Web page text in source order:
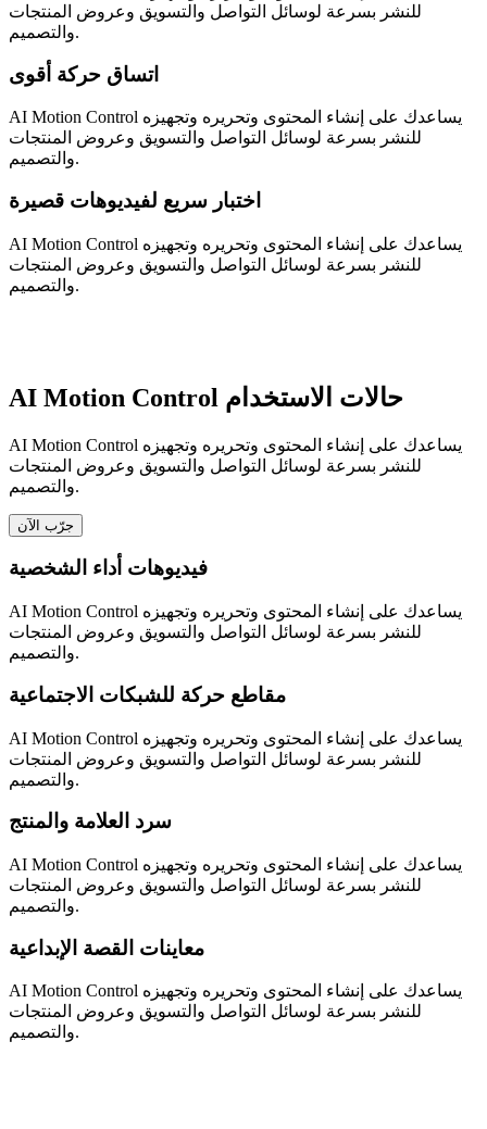
للنشر بسرعة لوسائل التواصل والتسويق وعروض المنتجات
والتصميم.
اتساق حركة أقوى
AI Motion Control يساعدك على إنشاء المحتوى وتحريره وتجهيزه
للنشر بسرعة لوسائل التواصل والتسويق وعروض المنتجات
والتصميم.
اختبار سريع لفيديوهات قصيرة
AI Motion Control يساعدك على إنشاء المحتوى وتحريره وتجهيزه
للنشر بسرعة لوسائل التواصل والتسويق وعروض المنتجات
والتصميم.
AI Motion Control حالات الاستخدام
AI Motion Control يساعدك على إنشاء المحتوى وتحريره وتجهيزه
للنشر بسرعة لوسائل التواصل والتسويق وعروض المنتجات
والتصميم.
جرّب الآن
فيديوهات أداء الشخصية
AI Motion Control يساعدك على إنشاء المحتوى وتحريره وتجهيزه
للنشر بسرعة لوسائل التواصل والتسويق وعروض المنتجات
والتصميم.
مقاطع حركة للشبكات الاجتماعية
AI Motion Control يساعدك على إنشاء المحتوى وتحريره وتجهيزه
للنشر بسرعة لوسائل التواصل والتسويق وعروض المنتجات
والتصميم.
سرد العلامة والمنتج
AI Motion Control يساعدك على إنشاء المحتوى وتحريره وتجهيزه
للنشر بسرعة لوسائل التواصل والتسويق وعروض المنتجات
والتصميم.
معاينات القصة الإبداعية
AI Motion Control يساعدك على إنشاء المحتوى وتحريره وتجهيزه
للنشر بسرعة لوسائل التواصل والتسويق وعروض المنتجات
والتصميم.